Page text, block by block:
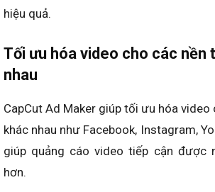
hiệu quả.
Tối ưu hóa video cho các nền
nhau
CapCut Ad Maker giúp tối ưu hóa video
khác nhau như Facebook, Instagram,
giúp quảng cáo video tiếp cận được
hơn.